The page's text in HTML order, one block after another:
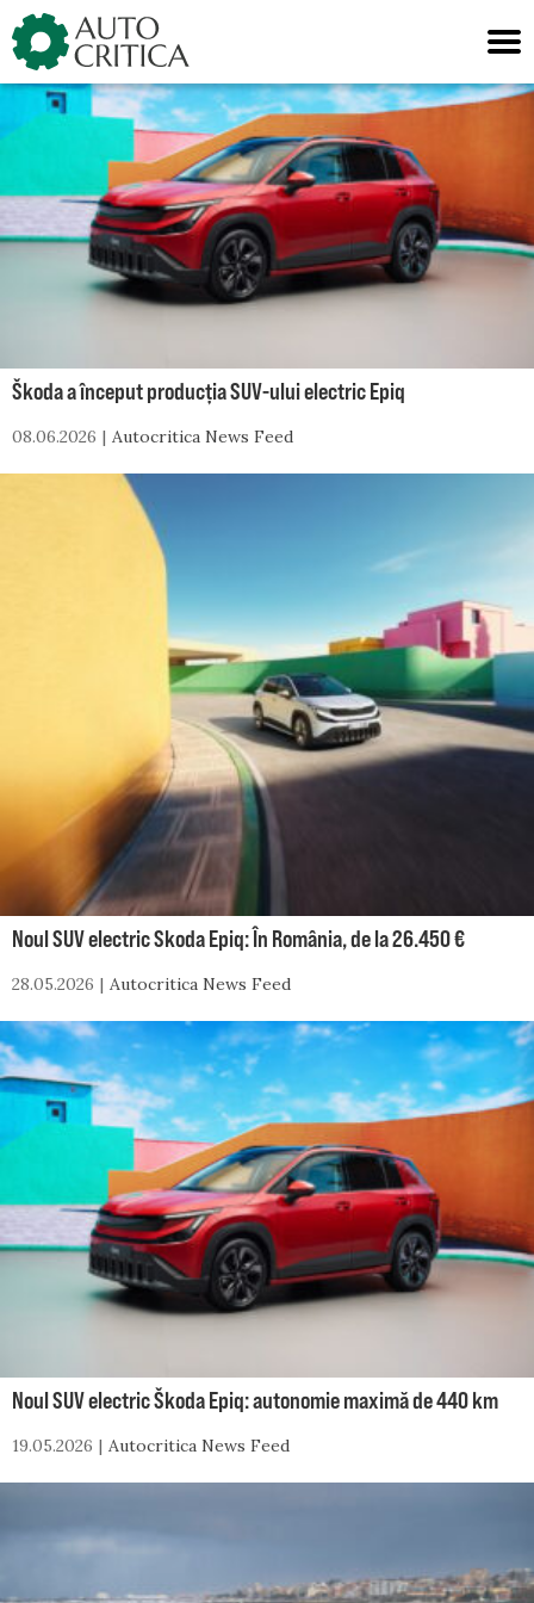
Skip
to
content
Škoda a început producția SUV-ului electric Epiq
08.06.2026 Autocritica News Feed
Noul SUV electric Skoda Epiq: În România, de la 26.450 €
28.05.2026 Autocritica News Feed
Noul SUV electric Škoda Epiq: autonomie maximă de 440 km
19.05.2026 Autocritica News Feed